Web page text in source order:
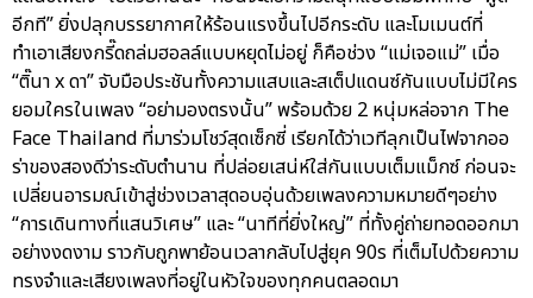
อีกที” ยิ่งปลุกบรรยากาศให้ร้อนแรงขึ้นไปอีกระดับ และโมเมนต์ที่
ทำเอาเสียงกรี๊ดถล่มฮอลล์แบบหยุดไม่อยู่ ก็คือช่วง “แม่เจอแม่” เมื่อ
“ติ๊นา x ดา” จับมือประชันทั้งความแสบและสเต็ปแดนซ์กันแบบไม่มีใคร
ยอมใครในเพลง “อย่ามองตรงนั้น” พร้อมด้วย 2 หนุ่มหล่อจาก The
Face Thailand ที่มาร่วมโชว์สุดเซ็กซี่ เรียกได้ว่าเวทีลุกเป็นไฟจากออ
ร่าของสองดีว่าระดับตำนาน ที่ปล่อยเสน่ห์ใส่กันแบบเต็มแม็กซ์ ก่อนจะ
เปลี่ยนอารมณ์เข้าสู่ช่วงเวลาสุดอบอุ่นด้วยเพลงความหมายดีๆอย่าง
“การเดินทางที่แสนวิเศษ” และ “นาทีที่ยิ่งใหญ่” ที่ทั้งคู่ถ่ายทอดออกมา
อย่างงดงาม ราวกับถูกพาย้อนเวลากลับไปสู่ยุค 90s ที่เต็มไปด้วยความ
ทรงจำและเสียงเพลงที่อยู่ในหัวใจของทุกคนตลอดมา